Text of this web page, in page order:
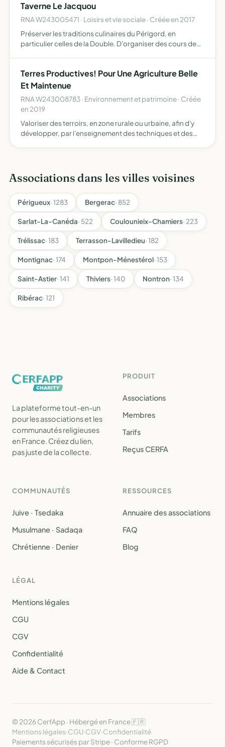
Taverne Le Jacquou
RNA W243005471 · Loisirs et vie sociale · Créée en 2017
Préserver les traditions culinaires du Périgord, en
particulier celles de la Double. D'organiser des cours de
Terres Productives! Pour Une Agriculture Belle
Et Maintenue
RNA W243008783 · Environnement et patrimoine · Créée
en 2019
Valoriser des terroirs, en zone rurale ou urbaine, afin d'y
développer, par l'enseignement des techniques et des
Associations dans les villes voisines
Périgueux· 1283 Bergerac· 852
Sarlat-La-Canéda· 522 Coulounieix-Chamiers· 223
Trélissac· 183 Terrasson-Lavilledieu· 182
Montignac· 174 Montpon-Ménestérol· 153
Saint-Astier· 141 Thiviers· 140 Nontron· 134
Ribérac· 121
La plateforme tout-en-un
pour les associations et les
communautés religieuses
en France. Créez du lien,
pas juste de la collecte.
PRODUIT
Associations
Membres
Tarifs
Reçus CERFA
COMMUNAUTÉS
Juive · Tsedaka
Musulmane · Sadaqa
Chrétienne · Denier
RESSOURCES
Annuaire des associations
FAQ
Blog
LÉGAL
Mentions légales
CGU
CGV
Confidentialité
Aide & Contact
© 2026 CerfApp · Hébergé en France 🇫🇷
Mentions légales·CGU·CGV·Confidentialité
Paiements sécurisés par Stripe · Conforme RGPD